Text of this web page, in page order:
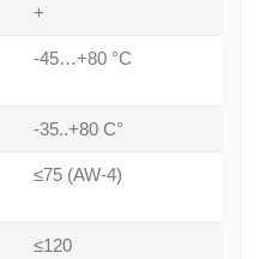
+
-45…+80 °C
-35..+80 С°
≤75 (AW-4)
≤120